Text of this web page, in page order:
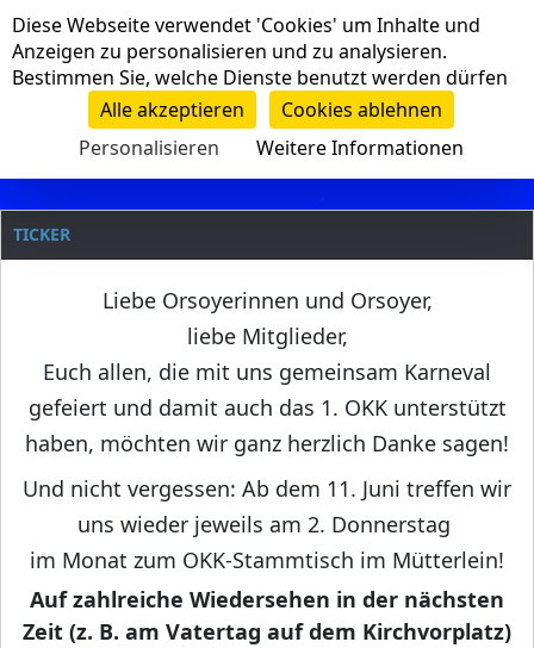
Navigation
Clanname
TICKER
Liebe Orsoyerinnen und Orsoyer,
liebe Mitglieder,
Euch allen, die mit uns gemeinsam Karneval
gefeiert und damit auch das 1. OKK unterstützt
haben, möchten wir ganz herzlich Danke sagen!
Und nicht vergessen: Ab dem 11. Juni treffen wir
uns wieder jeweils am 2. Donnerstag
im Monat zum OKK-Stammtisch im Mütterlein!
Auf zahlreiche Wiedersehen in der nächsten
Zeit (z. B. am Vatertag auf dem Kirchvorplatz)
Cookie-Einstellungen
Diese Webseite verwendet 'Cookies' um Inhalte und
Anzeigen zu personalisieren und zu analysieren.
Bestimmen Sie, welche Dienste benutzt werden dürfen
Alle akzeptieren
Cookies ablehnen
Personalisieren
Weitere Informationen